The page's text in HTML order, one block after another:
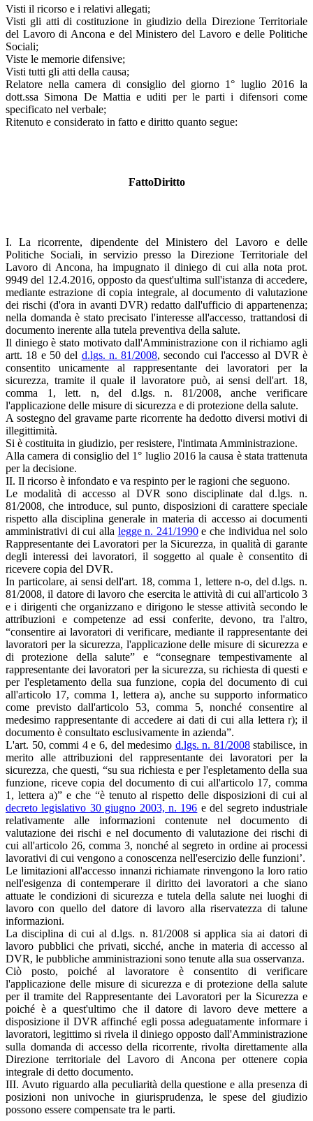
Visti il ricorso e i relativi allegati;
Visti gli atti di costituzione in giudizio della Direzione Territoriale
del Lavoro di Ancona e del Ministero del Lavoro e delle Politiche
Sociali;
Viste le memorie difensive;
Visti tutti gli atti della causa;
Relatore nella camera di consiglio del giorno 1° luglio 2016 la
dott.ssa Simona De Mattia e uditi per le parti i difensori come
specificato nel verbale;
Ritenuto e considerato in fatto e diritto quanto segue:
FattoDiritto
I. La ricorrente, dipendente del Ministero del Lavoro e delle
Politiche Sociali, in servizio presso la Direzione Territoriale del
Lavoro di Ancona, ha impugnato il diniego di cui alla nota prot.
9949 del 12.4.2016, opposto da quest'ultima sull'istanza di accedere,
mediante estrazione di copia integrale, al documento di valutazione
dei rischi (d'ora in avanti DVR) redatto dall'ufficio di appartenenza;
nella domanda è stato precisato l'interesse all'accesso, trattandosi di
documento inerente alla tutela preventiva della salute.
Il diniego è stato motivato dall'Amministrazione con il richiamo agli
artt. 18 e 50 del d.lgs. n. 81/2008, secondo cui l'accesso al DVR è
consentito unicamente al rappresentante dei lavoratori per la
sicurezza, tramite il quale il lavoratore può, ai sensi dell'art. 18,
comma 1, lett. n, del d.lgs. n. 81/2008, anche verificare
l'applicazione delle misure di sicurezza e di protezione della salute.
A sostegno del gravame parte ricorrente ha dedotto diversi motivi di
illegittimità.
Si è costituita in giudizio, per resistere, l'intimata Amministrazione.
Alla camera di consiglio del 1° luglio 2016 la causa è stata trattenuta
per la decisione.
II. Il ricorso è infondato e va respinto per le ragioni che seguono.
Le modalità di accesso al DVR sono disciplinate dal d.lgs. n.
81/2008, che introduce, sul punto, disposizioni di carattere speciale
rispetto alla disciplina generale in materia di accesso ai documenti
amministrativi di cui alla legge n. 241/1990e che individua nel solo
Rappresentante dei Lavoratori per la Sicurezza, in qualità di garante
degli interessi dei lavoratori, il soggetto al quale è consentito di
ricevere copia del DVR.
In particolare, ai sensi dell'art. 18, comma 1, lettere n-o, del d.lgs. n.
81/2008, il datore di lavoro che esercita le attività di cui all'articolo 3
e i dirigenti che organizzano e dirigono le stesse attività secondo le
attribuzioni e competenze ad essi conferite, devono, tra l'altro,
“consentire ai lavoratori di verificare, mediante il rappresentante dei
lavoratori per la sicurezza, l'applicazione delle misure di sicurezza e
di protezione della salute” e “consegnare tempestivamente al
rappresentante dei lavoratori per la sicurezza, su richiesta di questi e
per l'espletamento della sua funzione, copia del documento di cui
all'articolo 17, comma 1, lettera a), anche su supporto informatico
come previsto dall'articolo 53, comma 5, nonché consentire al
medesimo rappresentante di accedere ai dati di cui alla lettera r); il
documento è consultato esclusivamente in azienda”.
L'art. 50, commi 4 e 6, del medesimo d.lgs. n. 81/2008stabilisce, in
merito alle attribuzioni del rappresentante dei lavoratori per la
sicurezza, che questi, “su sua richiesta e per l'espletamento della sua
funzione, riceve copia del documento di cui all'articolo 17, comma
1, lettera a)” e che “è tenuto al rispetto delle disposizioni di cui al
decreto legislativo 30 giugno 2003, n. 196 e del segreto industriale
relativamente alle informazioni contenute nel documento di
valutazione dei rischi e nel documento di valutazione dei rischi di
cui all'articolo 26, comma 3, nonché al segreto in ordine ai processi
lavorativi di cui vengono a conoscenza nell'esercizio delle funzioni’.
Le limitazioni all'accesso innanzi richiamate rinvengono la loro ratio
nell'esigenza di contemperare il diritto dei lavoratori a che siano
attuate le condizioni di sicurezza e tutela della salute nei luoghi di
lavoro con quello del datore di lavoro alla riservatezza di talune
informazioni.
La disciplina di cui al d.lgs. n. 81/2008 si applica sia ai datori di
lavoro pubblici che privati, sicché, anche in materia di accesso al
DVR, le pubbliche amministrazioni sono tenute alla sua osservanza.
Ciò posto, poiché al lavoratore è consentito di verificare
l'applicazione delle misure di sicurezza e di protezione della salute
per il tramite del Rappresentante dei Lavoratori per la Sicurezza e
poiché è a quest'ultimo che il datore di lavoro deve mettere a
disposizione il DVR affinché egli possa adeguatamente informare i
lavoratori, legittimo si rivela il diniego opposto dall'Amministrazione
sulla domanda di accesso della ricorrente, rivolta direttamente alla
Direzione territoriale del Lavoro di Ancona per ottenere copia
integrale di detto documento.
III. Avuto riguardo alla peculiarità della questione e alla presenza di
posizioni non univoche in giurisprudenza, le spese del giudizio
possono essere compensate tra le parti.